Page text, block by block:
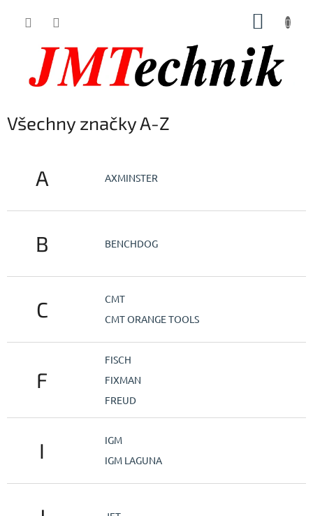
Všechny značky A-Z
A AXMINSTER
B BENCHDOG
C
CMT
CMT ORANGE TOOLS
F
FISCH
FIXMAN
FREUD
I
IGM
IGM LAGUNA